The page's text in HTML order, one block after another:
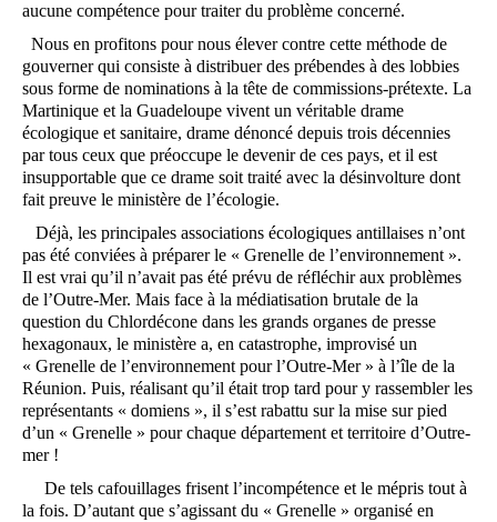
aucune compétence pour traiter du problème concerné.
Nous en profitons pour nous élever contre cette méthode de
gouverner qui consiste à distribuer des prébendes à des lobbies
sous forme de nominations à la tête de commissions-prétexte. La
Martinique et la Guadeloupe vivent un véritable drame
écologique et sanitaire, drame dénoncé depuis trois décennies
par tous ceux que préoccupe le devenir de ces pays, et il est
insupportable que ce drame soit traité avec la désinvolture dont
fait preuve le ministère de l’écologie.
Déjà, les principales associations écologiques antillaises n’ont
pas été conviées à préparer le « Grenelle de l’environnement ».
Il est vrai qu’il n’avait pas été prévu de réfléchir aux problèmes
de l’Outre-Mer. Mais face à la médiatisation brutale de la
question du Chlordécone dans les grands organes de presse
hexagonaux, le ministère a, en catastrophe, improvisé un
« Grenelle de l’environnement pour l’Outre-Mer » à l’île de la
Réunion. Puis, réalisant qu’il était trop tard pour y rassembler les
représentants « domiens », il s’est rabattu sur la mise sur pied
d’un « Grenelle » pour chaque département et territoire d’Outre-
mer !
De tels cafouillages frisent l’incompétence et le mépris tout à
la fois. D’autant que s’agissant du « Grenelle » organisé en